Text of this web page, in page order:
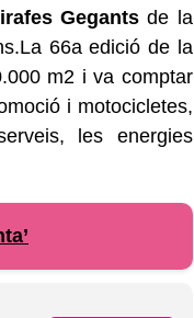
Gegants de la
66a edició de la
m2 i va comptar
i motocicletes,
les energies